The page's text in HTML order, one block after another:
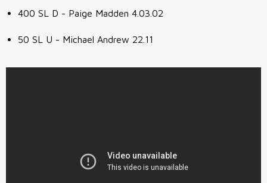
400 SL D - Paige Madden 4.03.02
50 SL U - Michael Andrew 22.11